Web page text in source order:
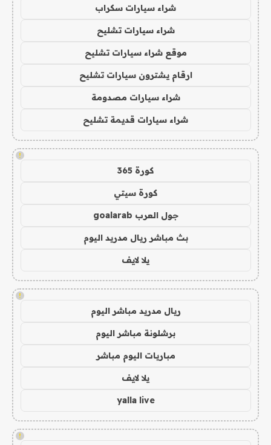
شراء سيارات سكراب
شراء سيارات تشليح
موقع شراء سيارات تشليح
ارقام يشترون سيارات تشليح
شراء سيارات مصدومة
شراء سيارات قديمة تشليح
!
كورة 365
كورة سيتي
جول العرب goalarab
بث مباشر ريال مدريد اليوم
يلا لايف
!
ريال مدريد مباشر اليوم
برشلونة مباشر اليوم
مباريات اليوم مباشر
يلا لايف
yalla live
!